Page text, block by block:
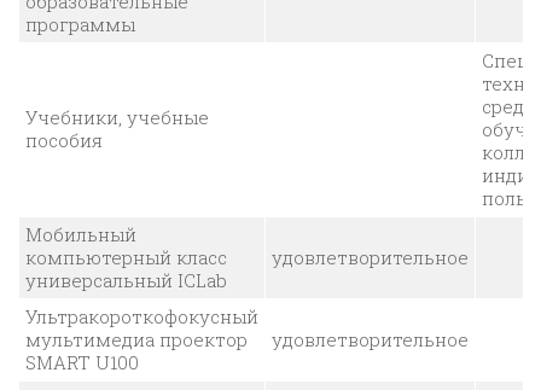
программы
Учебники, учебные
пособия
Мобильный
компьютерный класс
универсальный ICLab
удовлетворительное
Ультракороткофокусный
мультимедиа проектор
SMART U100
удовлетворительное